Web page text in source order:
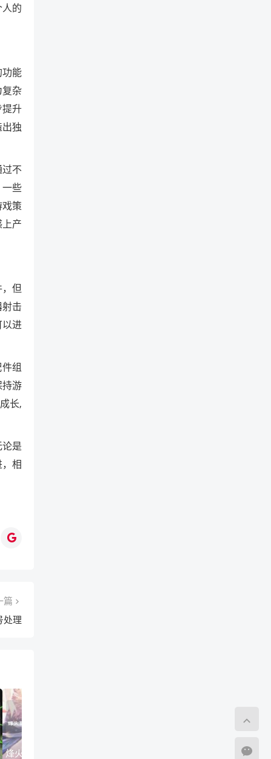
的
能
杂
升
独
不
些
策
产
但
击
进
组
游
长,
是
相
篇
处理